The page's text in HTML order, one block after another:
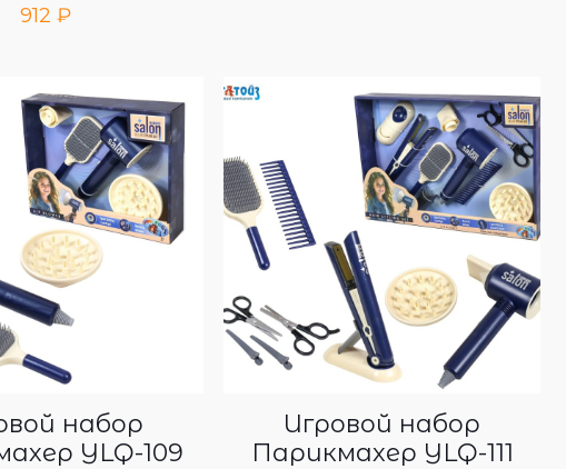
912 ₽
набор
YLQ-109
Игровой набор
Парикмахер YLQ-111